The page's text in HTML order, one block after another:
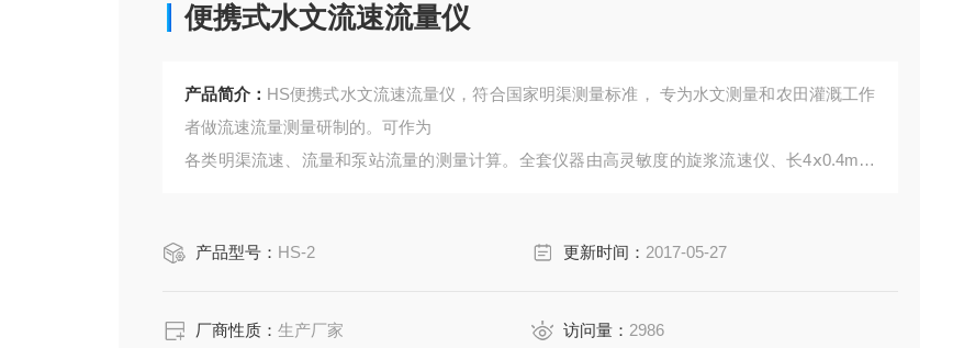
便携式水文流速流量仪
产品简介： HS便携式水文流速流量仪，符合国家明渠测量标准， 专为水文测量和农田灌溉工作
者做流速流量测量研制的。可作为
各类明渠流速、流量和泵站流量的测量计算。全套仪器由高灵敏度的旋浆流速仪、长4ⅹ0.4m测
溉﹑环保监测计量等部门。
产品型号： HS-2 更新时间： 2017-05-27
厂商性质：生产厂家 访问量： 2986